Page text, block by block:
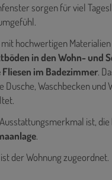
sorgen für viel
mit hochwertigen
in den Wohn- und
im Badezimmer.
Dusche, Waschbecken und
ist, die
.
ist der Wohnung zugeordnet.